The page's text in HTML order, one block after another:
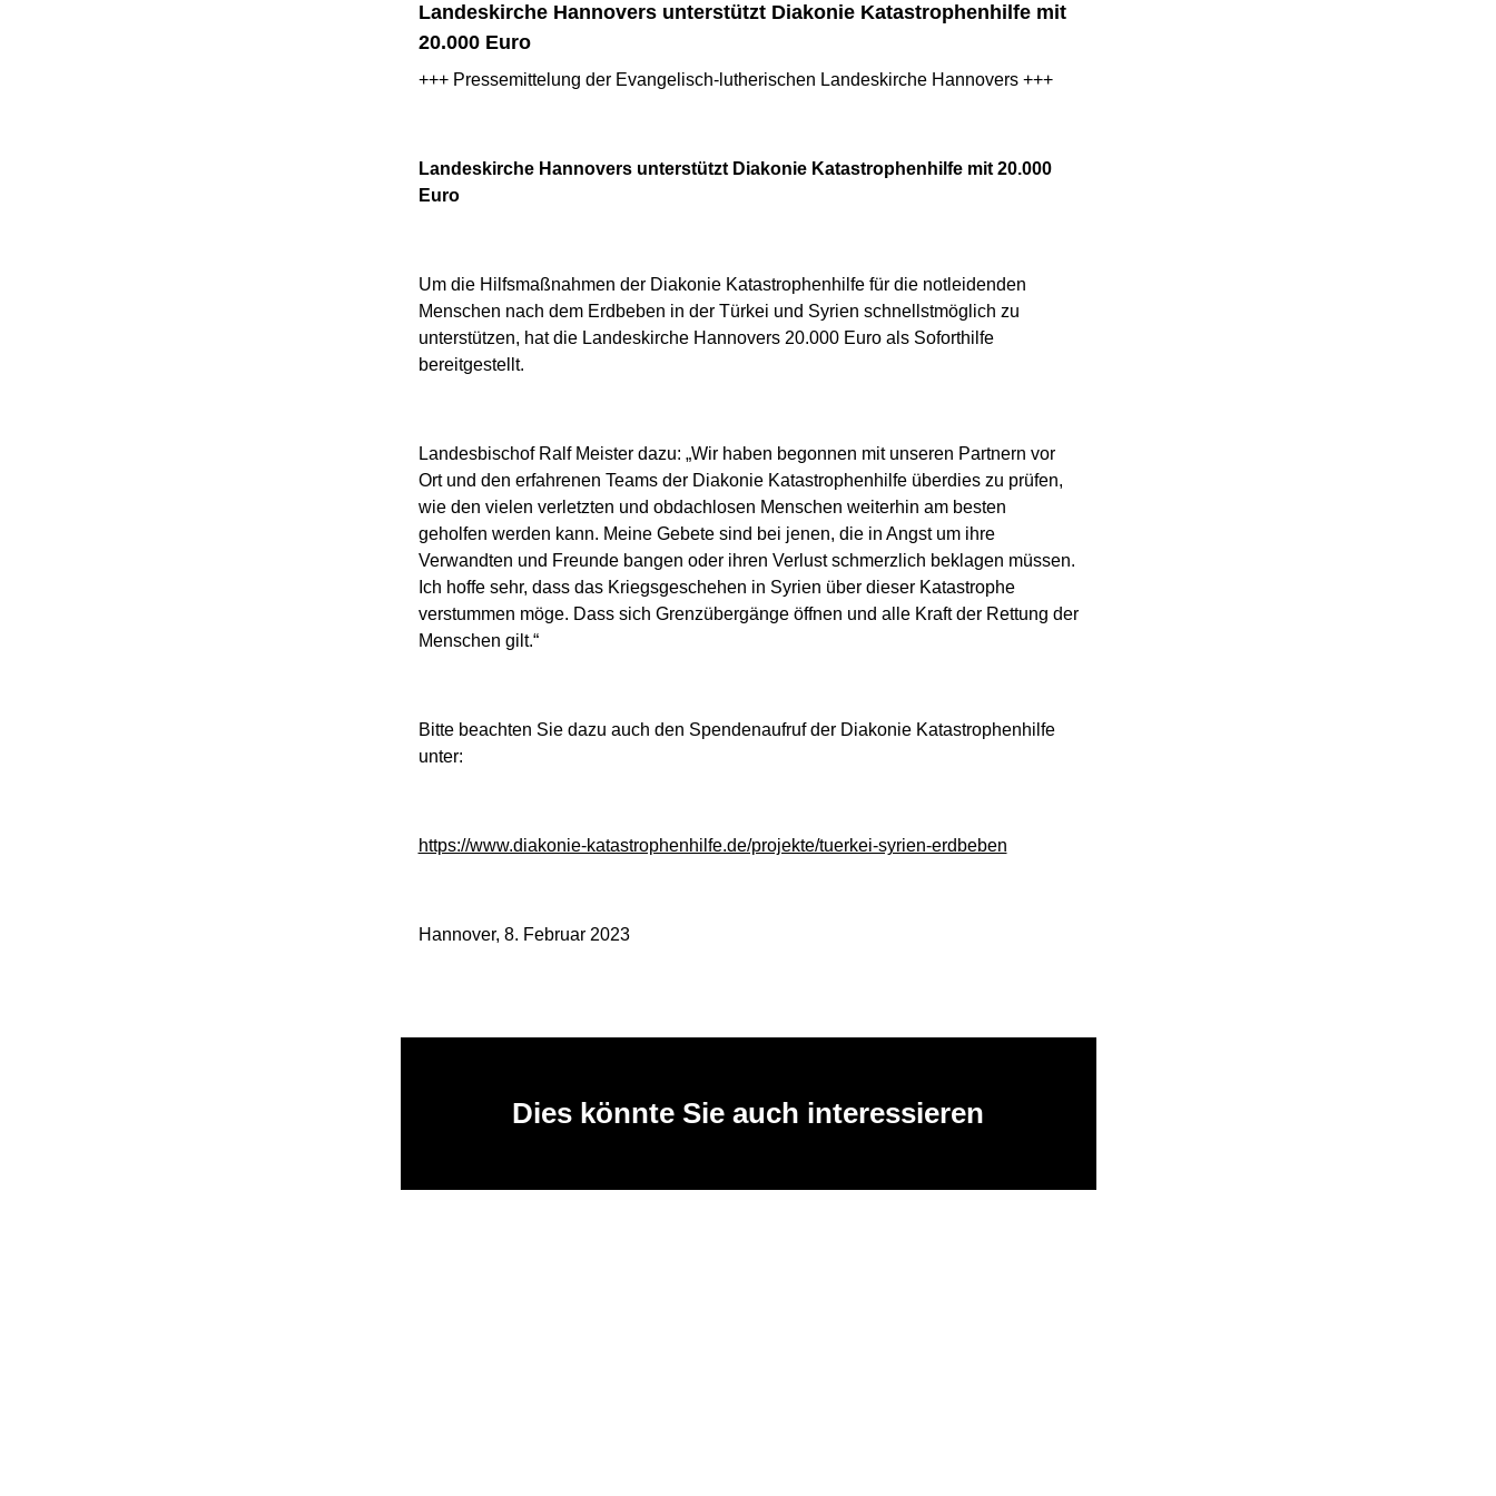
Landeskirche Hannovers unterstützt Diakonie Katastrophenhilfe mit
20.000 Euro
+++ Pressemittelung der Evangelisch-lutherischen Landeskirche Hannovers +++
Landeskirche Hannovers unterstützt Diakonie Katastrophenhilfe mit 20.000
Euro
Um die Hilfsmaßnahmen der Diakonie Katastrophenhilfe für die notleidenden
Menschen nach dem Erdbeben in der Türkei und Syrien schnellstmöglich zu
unterstützen, hat die Landeskirche Hannovers 20.000 Euro als Soforthilfe
bereitgestellt.
Landesbischof Ralf Meister dazu: „Wir haben begonnen mit unseren Partnern vor
Ort und den erfahrenen Teams der Diakonie Katastrophenhilfe überdies zu prüfen,
wie den vielen verletzten und obdachlosen Menschen weiterhin am besten
geholfen werden kann. Meine Gebete sind bei jenen, die in Angst um ihre
Verwandten und Freunde bangen oder ihren Verlust schmerzlich beklagen müssen.
Ich hoffe sehr, dass das Kriegsgeschehen in Syrien über dieser Katastrophe
verstummen möge. Dass sich Grenzübergänge öffnen und alle Kraft der Rettung der
Menschen gilt.“
Bitte beachten Sie dazu auch den Spendenaufruf der Diakonie Katastrophenhilfe
unter:
https://www.diakonie-katastrophenhilfe.de/projekte/tuerkei-syrien-erdbeben
Hannover, 8. Februar 2023
Dies könnte Sie auch interessieren